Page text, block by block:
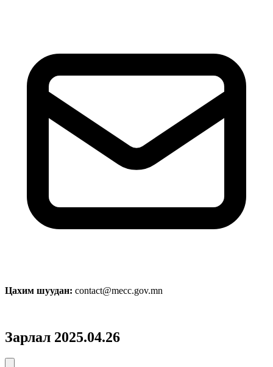
Цахим шуудан: contact@mecc.gov.mn
Зарлал 2025.04.26